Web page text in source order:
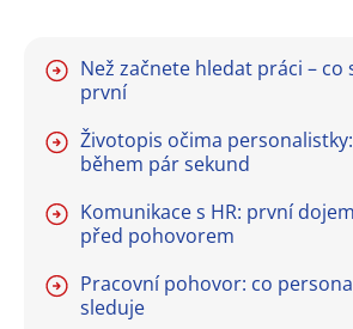
Než začnete hledat práci – co
první
Životopis očima
během pár sekund
Komunikace s HR: první
před pohovorem
Pracovní pohovor: co
sleduje